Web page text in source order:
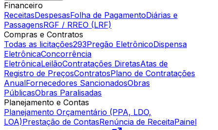
Financeiro
ReceitasDespesasFolha de PagamentoDiárias e
PassagensRGF / RREO (LRF)
Compras e Contratos
Todas as licitações293Pregão EletrônicoDispensa
EletrônicaConcorrência
EletrônicaLeilãoContratações DiretasAtas de
Registro de PreçosContratosPlano de Contratações
AnualFornecedores SancionadosObras
PúblicasObras Paralisadas
Planejamento e Contas
Planejamento Orçamentário (PPA, LDO,
LOA)Prestação de ContasRenúncia de ReceitaPainel